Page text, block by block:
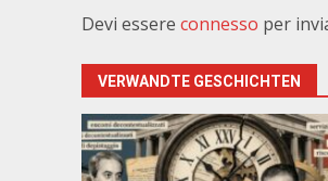
Devi essere connesso per
VERWANDTE GESCHICHTEN